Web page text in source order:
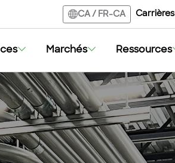
CA/ FR-CA Carrières
Marchés Ressources